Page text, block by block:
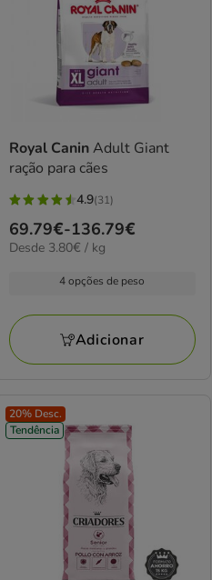
Royal CaninAdult Giant
ração para cães
4.9
estrelas
com
4.9(31)
Preço
de
136.79€
69.79€-136.79€
3.80€
Desde 3.80€ / kg
4 opções de peso
Adicionar
20% Desc.
Tendência